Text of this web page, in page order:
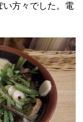
方々でした。電